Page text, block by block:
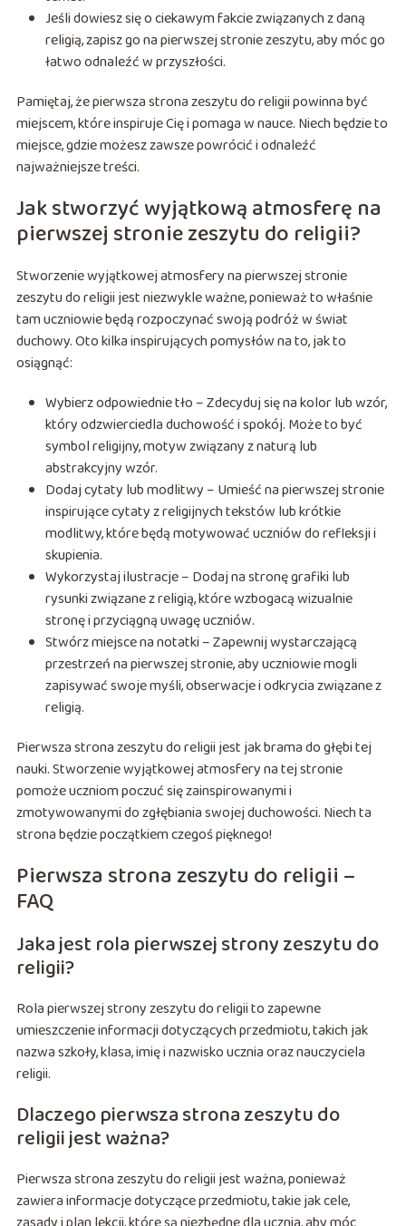
Jeśli dowiesz się o ciekawym fakcie związanych z daną
religią, zapisz go na pierwszej stronie zeszytu, aby móc go
łatwo odnaleźć w przyszłości.
Pamiętaj, że pierwsza strona zeszytu do religii powinna być
miejscem, które inspiruje Cię i pomaga w nauce. Niech będzie to
miejsce, gdzie możesz zawsze powrócić i odnaleźć
najważniejsze treści.
Jak stworzyć wyjątkową atmosferę na
pierwszej stronie zeszytu do religii?
Stworzenie wyjątkowej atmosfery na pierwszej stronie
zeszytu do religii jest niezwykle ważne, ponieważ to właśnie
tam uczniowie będą rozpoczynać swoją podróż w świat
duchowy. Oto kilka inspirujących pomysłów na to, jak to
osiągnąć:
Wybierz odpowiednie tło – Zdecyduj się na kolor lub wzór,
który odzwierciedla duchowość i spokój. Może to być
symbol religijny, motyw związany z naturą lub
abstrakcyjny wzór.
Dodaj cytaty lub modlitwy – Umieść na pierwszej stronie
inspirujące cytaty z religijnych tekstów lub krótkie
modlitwy, które będą motywować uczniów do refleksji i
skupienia.
Wykorzystaj ilustracje – Dodaj na stronę grafiki lub
rysunki związane z religią, które wzbogacą wizualnie
stronę i przyciągną uwagę uczniów.
Stwórz miejsce na notatki – Zapewnij wystarczającą
przestrzeń na pierwszej stronie, aby uczniowie mogli
zapisywać swoje myśli, obserwacje i odkrycia związane z
religią.
Pierwsza strona zeszytu do religii jest jak brama do głębi tej
nauki. Stworzenie wyjątkowej atmosfery na tej stronie
pomoże uczniom poczuć się zainspirowanymi i
zmotywowanymi do zgłębiania swojej duchowości. Niech ta
strona będzie początkiem czegoś pięknego!
Pierwsza strona zeszytu do religii –
FAQ
Jaka jest rola pierwszej strony zeszytu do
religii?
Rola pierwszej strony zeszytu do religii to zapewne
umieszczenie informacji dotyczących przedmiotu, takich jak
nazwa szkoły, klasa, imię i nazwisko ucznia oraz nauczyciela
religii.
Dlaczego pierwsza strona zeszytu do
religii jest ważna?
Pierwsza strona zeszytu do religii jest ważna, ponieważ
zawiera informacje dotyczące przedmiotu, takie jak cele,